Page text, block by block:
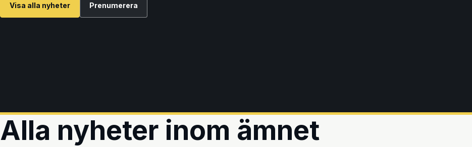
Visa alla nyheter Prenumerera
Alla nyheter inom ämnet